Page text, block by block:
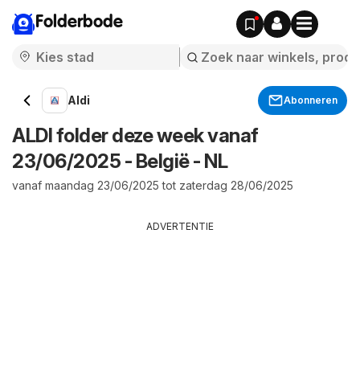
Folderbode
Aldi Abonneren
ALDI folder deze week vanaf
23/06/2025 - België - NL
vanaf maandag 23/06/2025 tot zaterdag 28/06/2025
ADVERTENTIE